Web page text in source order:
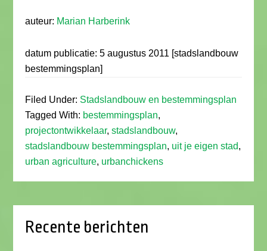
auteur: Marian Harberink
datum publicatie: 5 augustus 2011 [stadslandbouw
bestemmingsplan]
Filed Under: Stadslandbouw en bestemmingsplan
Tagged With: bestemmingsplan,
projectontwikkelaar,stadslandbouw,
stadslandbouw bestemmingsplan, uit je eigen stad,
urban agriculture, urbanchickens
Recente berichten